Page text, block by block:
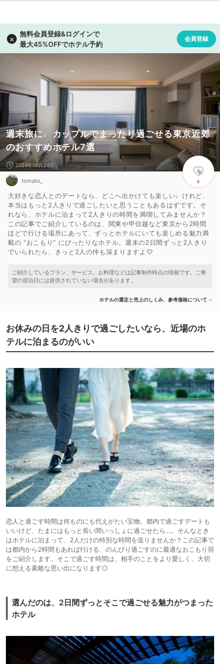
週末旅に♩カップルでまったり過ごせる東京近郊
のおすすめホテル7選
8
2024年06月24日
tomato_
大好きな恋人とのデートなら、どこへ出かけても楽しい♩けれど、
本当はもっと2人きりで過ごしたいと思うこともあるはずです。そ
れなら、ホテルに泊まって2人きりの時間を満喫してみませんか？
この記事でご紹介しているのは、関東や甲信越など東京から2時間
ほどで行ける場所にあって、ずっとホテルにいても楽しめる魅力満
載の “おこもり” にぴったりなホテル。週末の2日間ずっと2人きり
でいられたら、きっと2人の仲も深まりますよ♡
ホテルの選定と売上のしくみ、参考価格について
お休みの日を2人きりで過ごしたいなら、近場のホ
テルに泊まるのがいい
恋人と過ごす時間は何ものにも代えがたい宝物。都内で過ごすデートも
いいけど、たまにはもっと長い間いっしょに過ごせたら…。そんなとき
はホテルに泊まって、2人だけの特別な時間を送りませんか？この記事で
は都内から2時間もあれば行ける、のんびり過ごすのに最適なおこもり宿
をご紹介します。そこで過ごす時間は、相手のことをより愛しく、大切
に想える素敵な思い出になります◎
選んだのは、2日間ずっとそこで過ごせる魅力がつまった
ホテル